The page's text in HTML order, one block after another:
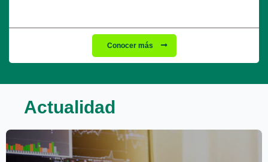
Conocer más
Actualidad
Este bloque de noticias sigue el siguiente orden de